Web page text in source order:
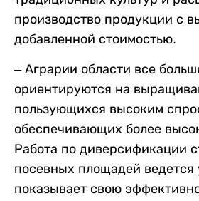
производство продукции с
добавленной стоимостью.
– Аграрии области все
ориентируются на
пользующихся высоким
обеспечивающих более
Работа по диверсификации
посевных площадей ведется
показывает свою